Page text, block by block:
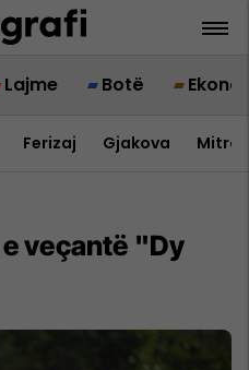
Lajme Botë
Ferizaj Gjakova
veçantë "Dy